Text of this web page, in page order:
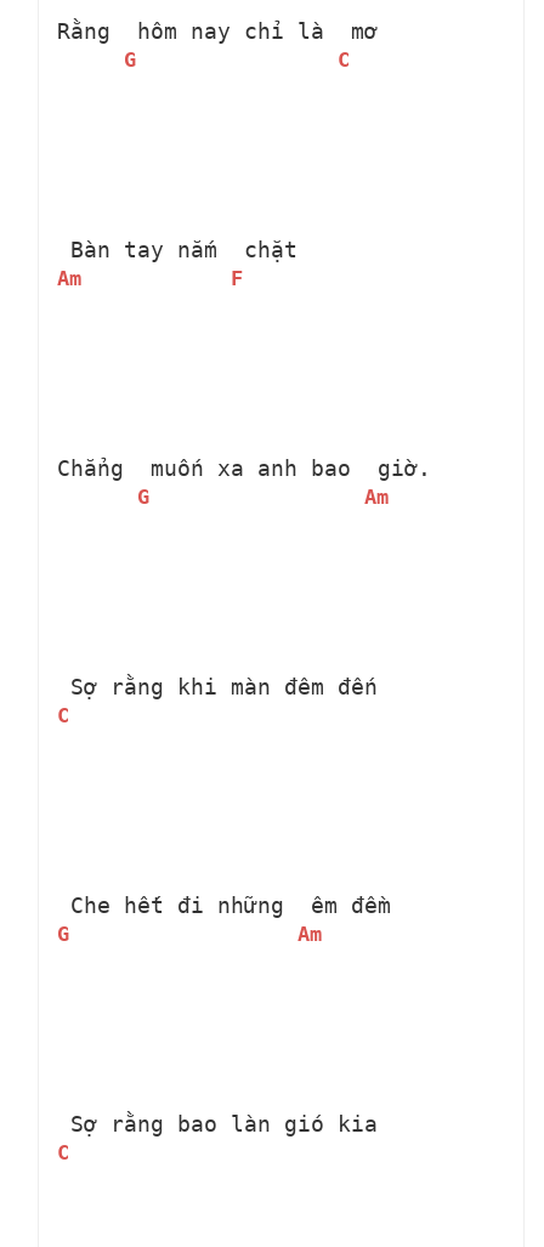
Rằng
G
hôm nay chỉ là
C
mơ
Am
Bàn tay nắm
F
chặt
Chẳng
G
muốn xa anh bao
Am
giờ.
C
Sợ rằng khi màn đêm đến
G
Che hết đi những
Am
êm đềm
C
Sợ rằng bao làn gió kia